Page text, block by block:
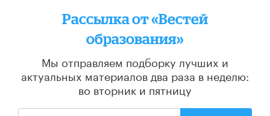
Рассылка от «Вестей
образования»
Мы отправляем подборку лучших и
актуальных материалов два раза в неделю:
во вторник и пятницу